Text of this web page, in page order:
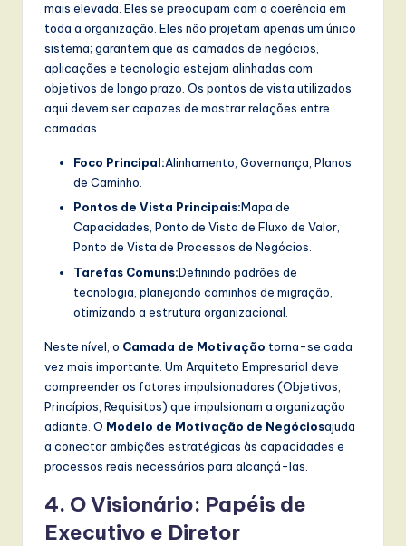
mais elevada. Eles se preocupam com a coerência em
toda a organização. Eles não projetam apenas um único
sistema; garantem que as camadas de negócios,
aplicações e tecnologia estejam alinhadas com
objetivos de longo prazo. Os pontos de vista utilizados
aqui devem ser capazes de mostrar relações entre
camadas.
Foco Principal:Alinhamento, Governança, Planos
de Caminho.
Pontos de Vista Principais:Mapa de
Capacidades, Ponto de Vista de Fluxo de Valor,
Ponto de Vista de Processos de Negócios.
Tarefas Comuns:Definindo padrões de
tecnologia, planejando caminhos de migração,
otimizando a estrutura organizacional.
Neste nível, o Camada de Motivação torna-se cada
vez mais importante. Um Arquiteto Empresarial deve
compreender os fatores impulsionadores (Objetivos,
Princípios, Requisitos) que impulsionam a organização
adiante. O Modelo de Motivação de Negóciosajuda
a conectar ambições estratégicas às capacidades e
processos reais necessários para alcançá-las.
4. O Visionário: Papéis de
Executivo e Diretor